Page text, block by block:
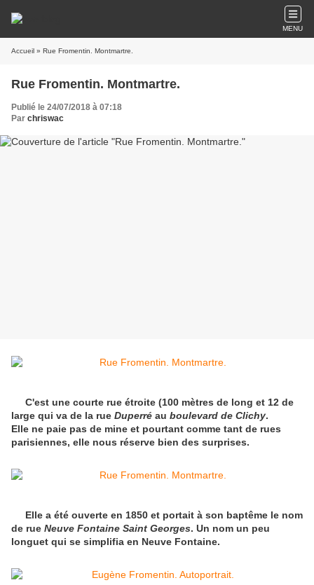
MENU
Accueil » Rue Fromentin. Montmartre.
Rue Fromentin. Montmartre.
Publié le 24/07/2018 à 07:18
Par chriswac
C'est une courte rue étroite (100 mètres de long et 12 de
large qui va de la rue Duperré au boulevard de Clichy.
Elle ne paie pas de mine et pourtant comme tant de rues
parisiennes, elle nous réserve bien des surprises.
Elle a été ouverte en 1850 et portait à son baptême le nom
de rue Neuve Fontaine Saint Georges. Un nom un peu
longuet qui se simplifia en Neuve Fontaine.